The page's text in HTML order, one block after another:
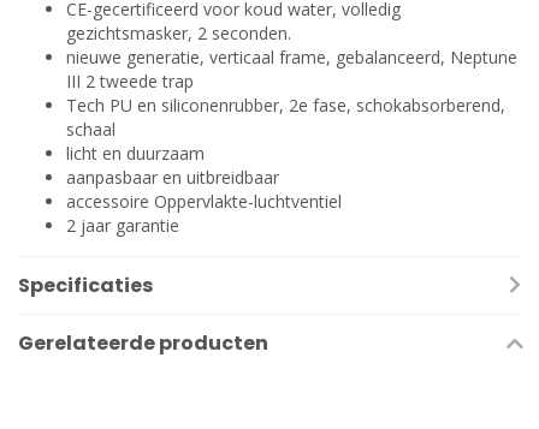
CE-gecertificeerd voor koud water, volledig
gezichtsmasker, 2 seconden.
nieuwe generatie, verticaal frame, gebalanceerd, Neptune
III 2 tweede trap
Tech PU en siliconenrubber, 2e fase, schokabsorberend,
schaal
licht en duurzaam
aanpasbaar en uitbreidbaar
accessoire Oppervlakte-luchtventiel
2 jaar garantie
Specificaties
Gerelateerde producten